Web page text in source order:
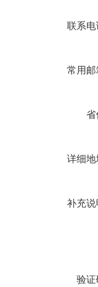
联系电
常用邮
省
详细地
补充说
验证